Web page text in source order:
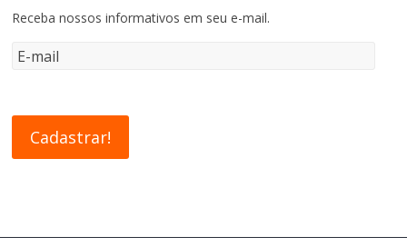
Receba nossos informativos em seu e-mail.